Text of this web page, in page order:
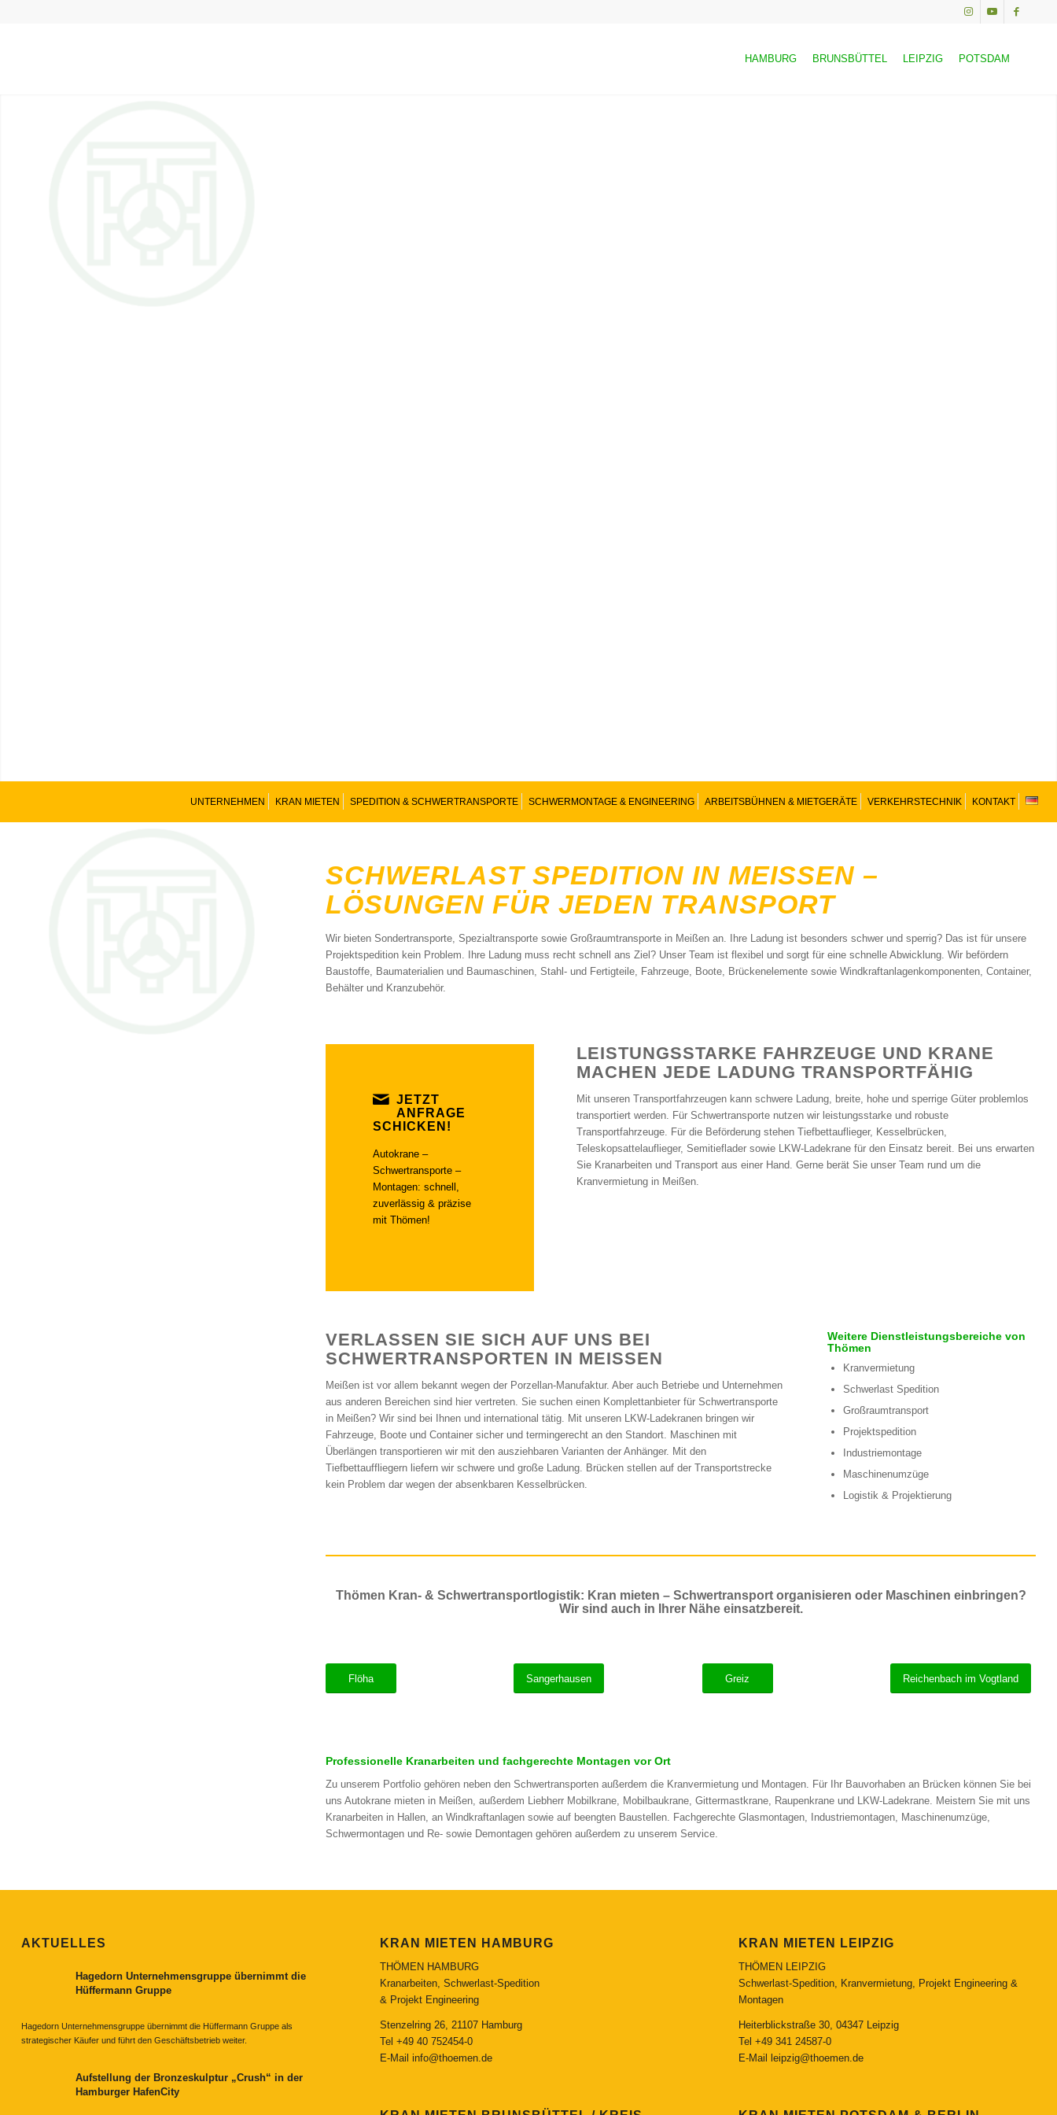
HAMBURG BRUNSBÜTTEL LEIPZIG POTSDAM
UNTERNEHMEN KRAN MIETEN SPEDITION & SCHWERTRANSPORTE SCHWERMONTAGE & ENGINEERING ARBEITSBÜHNEN & MIETGERÄTE VERKEHRSTECHNIK KONTAKT
SCHWERLAST SPEDITION IN MEISSEN – L
ÖSUNGEN FÜR JEDEN TRANSPORT
Wir bieten Sondertransporte, Spezialtransporte sowie Großraumtransporte in Meißen an. Ihre Ladung ist besonders schwer und sperrig? Das ist für unsere
Projektspedition kein Problem. Ihre Ladung muss recht schnell ans Ziel? Unser Team ist flexibel und sorgt für eine schnelle Abwicklung. Wir befördern
Baustoffe, Baumaterialien und Baumaschinen, Stahl- und Fertigteile, Fahrzeuge, Boote, Brückenelemente sowie Windkraftanlagenkomponenten, Container,
Behälter und Kranzubehör.
JETZT
ANFRAGE
SCHICKEN!
Autokrane –
Schwertransporte –
Montagen: schnell,
zuverlässig & präzise
mit Thömen!
LEISTUNGSSTARKE FAHRZEUGE UND KRANE
MACHEN JEDE LADUNG TRANSPORTFÄHIG
Mit unseren Transportfahrzeugen kann schwere Ladung, breite, hohe und sperrige Güter problemlos
transportiert werden. Für Schwertransporte nutzen wir leistungsstarke und robuste
Transportfahrzeuge. Für die Beförderung stehen Tiefbettauflieger, Kesselbrücken,
Teleskopsattelauflieger, Semitieflader sowie LKW-Ladekrane für den Einsatz bereit. Bei uns erwarten
Sie Kranarbeiten und Transport aus einer Hand. Gerne berät Sie unser Team rund um die
Kranvermietung in Meißen.
VERLASSEN SIE SICH AUF UNS BEI
SCHWERTRANSPORTEN IN MEISSEN
Meißen ist vor allem bekannt wegen der Porzellan-Manufaktur. Aber auch Betriebe und Unternehmen
aus anderen Bereichen sind hier vertreten. Sie suchen einen Komplettanbieter für Schwertransporte
in Meißen? Wir sind bei Ihnen und international tätig. Mit unseren LKW-Ladekranen bringen wir
Fahrzeuge, Boote und Container sicher und termingerecht an den Standort. Maschinen mit
Überlängen transportieren wir mit den ausziehbaren Varianten der Anhänger. Mit den
Tiefbettauffliegern liefern wir schwere und große Ladung. Brücken stellen auf der Transportstrecke
kein Problem dar wegen der absenkbaren Kesselbrücken.
Weitere Dienstleistungsbereiche von
Thömen
Kranvermietung
Schwerlast Spedition
Großraumtransport
Projektspedition
Industriemontage
Maschinenumzüge
Logistik & Projektierung
Thömen Kran- & Schwertransportlogistik: Kran mieten – Schwertransport organisieren oder Maschinen einbringen?
Wir sind auch in Ihrer Nähe einsatzbereit.
Flöha Sangerhausen Greiz Reichenbach im Vogtland
Professionelle Kranarbeiten und fachgerechte Montagen vor Ort
Zu unserem Portfolio gehören neben den Schwertransporten außerdem die Kranvermietung und Montagen. Für Ihr Bauvorhaben an Brücken können Sie bei
uns Autokrane mieten in Meißen, außerdem Liebherr Mobilkrane, Mobilbaukrane, Gittermastkrane, Raupenkrane und LKW-Ladekrane. Meistern Sie mit uns
Kranarbeiten in Hallen, an Windkraftanlagen sowie auf beengten Baustellen. Fachgerechte Glasmontagen, Industriemontagen, Maschinenumzüge,
Schwermontagen und Re- sowie Demontagen gehören außerdem zu unserem Service.
AKTUELLES
Hagedorn Unternehmensgruppe übernimmt die
Hüffermann Gruppe
Hagedorn Unternehmensgruppe übernimmt die Hüffermann Gruppe als
strategischer Käufer und führt den Geschäftsbetrieb weiter.
Aufstellung der Bronzeskulptur „Crush“ in der
Hamburger HafenCity
KRAN MIETEN HAMBURG
THÖMEN HAMBURG
Kranarbeiten, Schwerlast-Spedition
& Projekt Engineering
Stenzelring 26, 21107 Hamburg
Tel +49 40 752454-0
E-Mail info@thoemen.de
KRAN MIETEN LEIPZIG
THÖMEN LEIPZIG
Schwerlast-Spedition, Kranvermietung, Projekt Engineering &
Montagen
Heiterblickstraße 30, 04347 Leipzig
Tel +49 341 24587-0
E-Mail
leipzig@thoemen.de